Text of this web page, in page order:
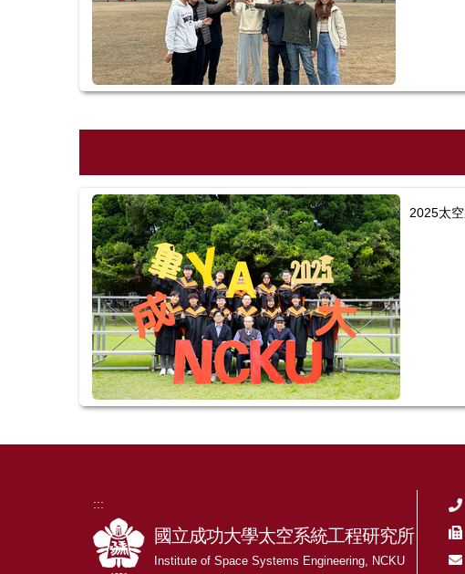
2025太
:::
國立成功大學太空系統工程研究所
Institute of Space Systems Engineering, NCKU